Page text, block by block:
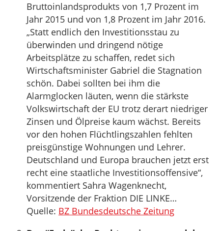
Bruttoinlandsprodukts von 1,7 Prozent im
Jahr 2015 und von 1,8 Prozent im Jahr 2016.
„Statt endlich den Investitionsstau zu
überwinden und dringend nötige
Arbeitsplätze zu schaffen, redet sich
Wirtschaftsminister Gabriel die Stagnation
schön. Dabei sollten bei ihm die
Alarmglocken läuten, wenn die stärkste
Volkswirtschaft der EU trotz derart niedriger
Zinsen und Ölpreise kaum wächst. Bereits
vor den hohen Flüchtlingszahlen fehlten
preisgünstige Wohnungen und Lehrer.
Deutschland und Europa brauchen jetzt erst
recht eine staatliche Investitionsoffensive“,
kommentiert Sahra Wagenknecht,
Vorsitzende der Fraktion DIE LINKE…
Quelle: BZ Bundesdeutsche Zeitung